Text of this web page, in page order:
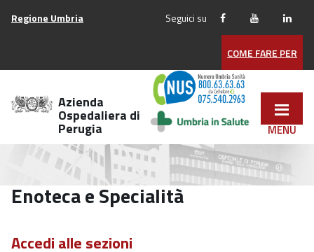
menu
navigazione
Vai
footer
Regione Umbria Seguici su
COME FARE PER
Azienda
Ospedaliera di
Perugia
Enoteca e Specialità
Accedi alle sezioni